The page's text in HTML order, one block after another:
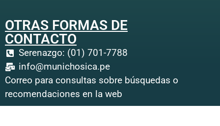
OTRAS FORMAS DE
CONTACTO
Serenazgo: (01) 701-7788
info@munichosica.pe
Correo para consultas sobre búsquedas o
recomendaciones en la web